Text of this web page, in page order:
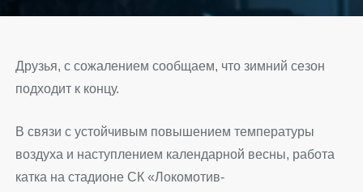
Друзья, с сожалением сообщаем, что зимний сезон
подходит к концу.
В связи с устойчивым повышением температуры
воздуха и наступлением календарной весны, работа
катка на стадионе СК «Локомотив-